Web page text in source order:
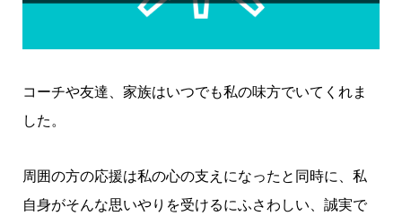
コーチや友達、家族はいつでも私の味方でいてくれま
した。
周囲の方の応援は私の心の支えになったと同時に、私
自身がそんな思いやりを受けるにふさわしい、誠実で